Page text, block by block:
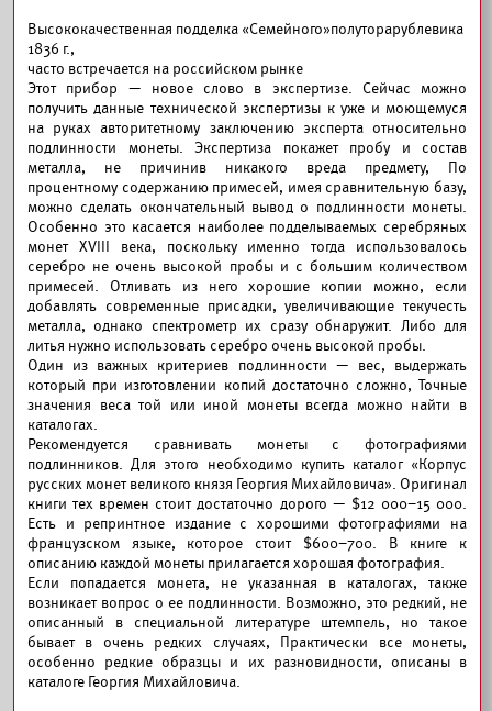
Высококачественная подделка «Семейного»полуторарублевика
1836 г.,
часто встречается на российском рынке
Этот прибор — новое слово в экспертизе. Сейчас можно
получить данные технической экспертизы к уже и моющемуся
на руках авторитетному заключению эксперта относительно
подлинности монеты. Экспертиза покажет пробу и состав
металла, не причинив никакого вреда предмету, По
процентному содержанию примесей, имея сравнительную базу,
можно сделать окончательный вывод о подлинности монеты.
Особенно это касается наиболее подделываемых серебряных
монет XVIII века, поскольку именно тогда использовалось
серебро не очень высокой пробы и с большим количеством
примесей. Отливать из него хорошие копии можно, если
добавлять современные присадки, увеличивающие текучесть
металла, однако спектрометр их сразу обнаружит. Либо для
литья нужно использовать серебро очень высокой пробы.
Один из важных критериев подлинности — вес, выдержать
который при изготовлении копий достаточно сложно, Точные
значения веса той или иной монеты всегда можно найти в
каталогах.
Рекомендуется сравнивать монеты с фотографиями
подлинников. Для этого необходимо купить каталог «Корпус
русских монет великого князя Георгия Михайловича». Оригинал
книги тех времен стоит достаточно дорого — $12 000–15 000.
Есть и репринтное издание с хорошими фотографиями на
французском языке, которое стоит $600–700. В книге к
описанию каждой монеты прилагается хорошая фотография.
Если попадается монета, не указанная в каталогах, также
возникает вопрос о ее подлинности. Возможно, это редкий, не
описанный в специальной литературе штемпель, но такое
бывает в очень редких случаях, Практически все монеты,
особенно редкие образцы и их разновидности, описаны в
каталоге Георгия Михайловича.